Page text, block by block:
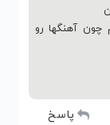
آهنگها رو
پاسخ